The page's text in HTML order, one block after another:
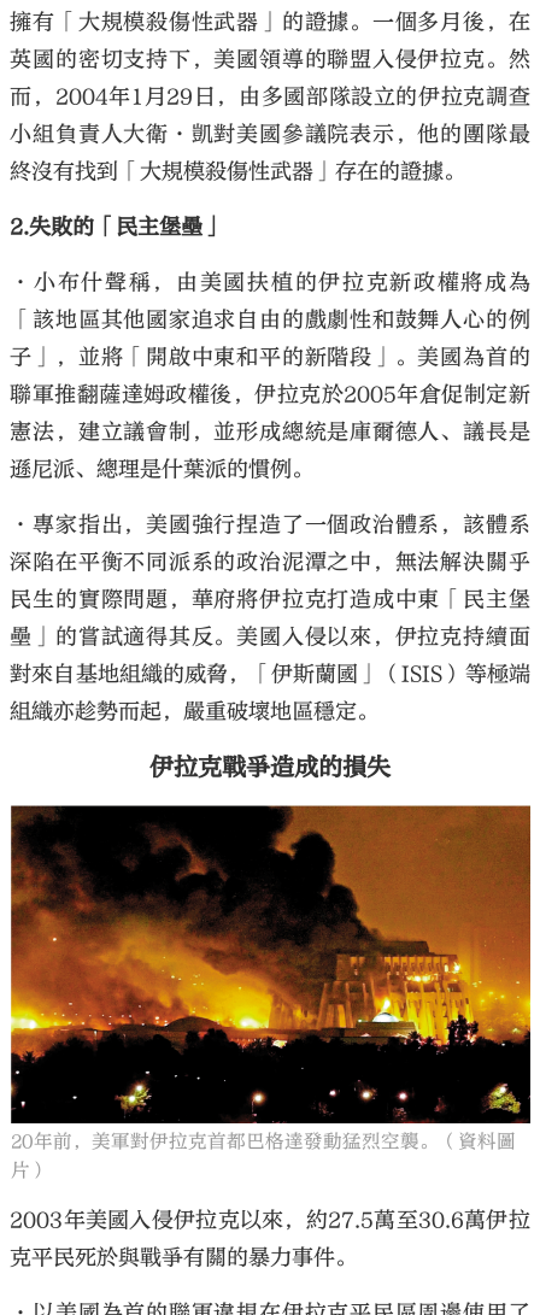
擁有「大規模殺傷性武器」的證據。一個多月後，在
英國的密切支持下，美國領導的聯盟入侵伊拉克。然
而，2004年1月29日，由多國部隊設立的伊拉克調查
小組負責人大衛·凱對美國參議院表示，他的團隊最
終沒有找到「大規模殺傷性武器」存在的證據。
2.失敗的「民主堡壘」
•小布什聲稱，由美國扶植的伊拉克新政權將成為
「該地區其他國家追求自由的戲劇性和鼓舞人心的例
子」，並將「開啟中東和平的新階段」。美國為首的
聯軍推翻薩達姆政權後，伊拉克於2005年倉促制定新
憲法，建立議會制，並形成總統是庫爾德人、議長是
遜尼派、總理是什葉派的慣例。
•專家指出，美國強行捏造了一個政治體系，該體系
深陷在平衡不同派系的政治泥潭之中，無法解決關乎
民生的實際問題，華府將伊拉克打造成中東「民主堡
壘」的嘗試適得其反。美國入侵以來，伊拉克持續面
對來自基地組織的威脅，「伊斯蘭國」（ISIS）等極端
組織亦趁勢而起，嚴重破壞地區穩定。
伊拉克戰爭造成的損失
20年前，美軍對伊拉克首都巴格達發動猛烈空襲。（資料圖
片）
2003年美國入侵伊拉克以來，約27.5萬至30.6萬伊拉
克平民死於與戰爭有關的暴力事件。